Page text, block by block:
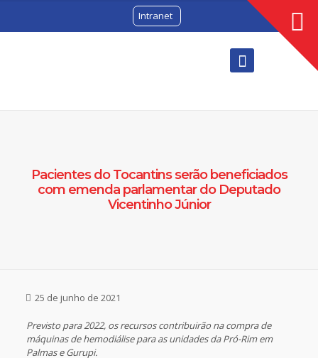
Intranet
Pacientes do Tocantins serão beneficiados
com emenda parlamentar do Deputado
Vicentinho Júnior
25 de junho de 2021
Previsto para 2022, os recursos contribuirão na compra de
máquinas de hemodiálise para as unidades da Pró-Rim em
Palmas e Gurupi.